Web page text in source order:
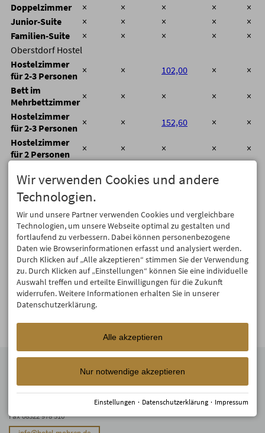
Doppelzimmer
× × × ×
×
Junior-Suite
× × × ×
×
Familien-Suite
× × × ×
×
Oberstdorf Hostel
Hostelzimmer
für 2-3 Personen × × 102,00 ×
×
Bett im
Mehrbettzimmer × × × ×
×
Hostelzimmer
für 2-3 Personen × × 152,60 ×
×
Hostelzimmer
für 2 Personen
× × × ×
×
für 3 Personen
×
Hostelzimmer
für 3 Personen
×
Hostelzimmer
für 4 Personen
× × × ×
Hostelzimmer
für 4 Personen
× × × ×
Hostelzimmer
für 6 Personen
× × × ×
Hostelzimmer
für 6 Personen
×
Marktplatz 6
Fax 08322 978 510
Wir verwenden Cookies und andere
Technologien.
Wir und unsere Partner verwenden Cookies und vergleichbare
Technologien, um unsere Webseite optimal zu gestalten und
fortlaufend zu verbessern. Dabei können personenbezogene
Daten wie Browserinformationen erfasst und analysiert werden.
Durch Klicken auf „Alle akzeptieren“ stimmen Sie der Verwendung
zu. Durch Klicken auf „Einstellungen“ können Sie eine individuelle
Auswahl treffen und erteilte Einwilligungen für die Zukunft
widerrufen. Weitere Informationen erhalten Sie in unserer
Datenschutzerklärung.
Alle akzeptieren
Nur notwendige akzeptieren
Einstellungen · Datenschutzerklärung · Impressum